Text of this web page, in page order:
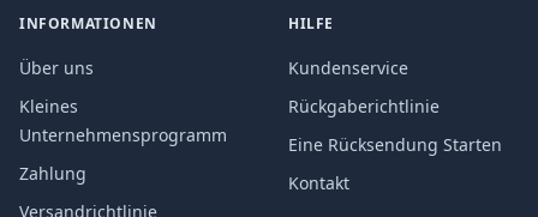
INFORMATIONEN
Über uns
Kleines
Unternehmensprogramm
Zahlung
Versandrichtlinie
HILFE
Kundenservice
Rückgaberichtlinie
Eine Rücksendung Starten
Kontakt